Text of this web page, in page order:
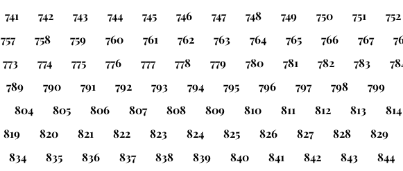
741 742 743 744 745 746 747 748 749 750 751
752
757 758 759 760 761 762 763 764 765 766 767
773 774 775 776 777 778 779 780 781 782 783
789 790 791 792 793 794 795 796 797 798
799
804 805 806 807 808 809 810 811 812 813
814
819 820 821 822 823 824 825 826 827 828
829
834 835 836 837 838 839 840 841 842 843
844